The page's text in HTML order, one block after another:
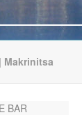
Makrinitsa